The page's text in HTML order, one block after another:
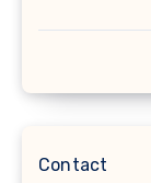
Contact